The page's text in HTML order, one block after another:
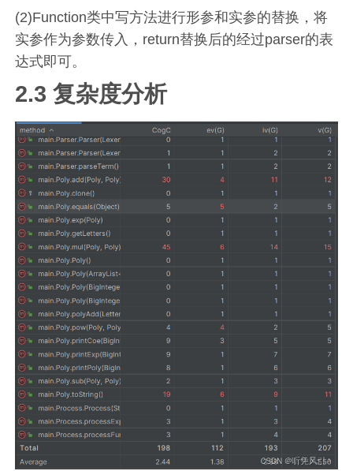
(2)Function类中写方法进行形参和实参的替换，将
实参作为参数传入，return替换后的经过parser的表
达式即可。
2.3 复杂度分析